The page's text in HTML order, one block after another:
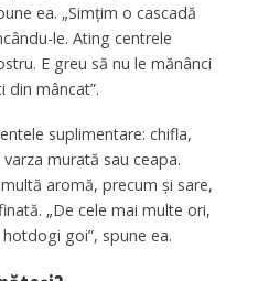
ea. „Simțim o cascadă
le. Ating centrele
E greu să nu le mănânci
din mâncat”.
suplimentare: chifla,
murată sau ceapa.
aromă, precum și sare,
„De cele mai multe ori,
goi”, spune ea.